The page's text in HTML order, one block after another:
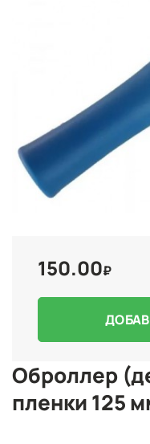
Оброллер
пленки 125
150.00₽